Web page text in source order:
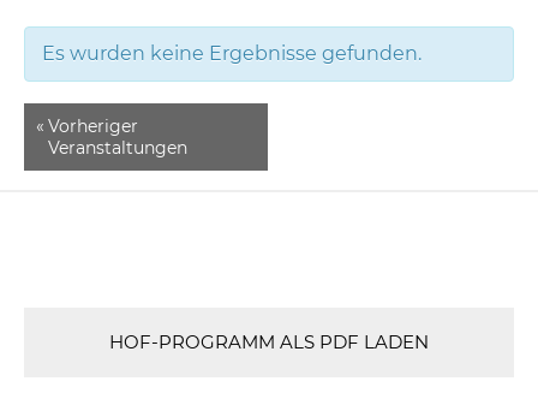
Es wurden keine Ergebnisse gefunden.
« Vorheriger
Veranstaltungen
HOF-PROGRAMM ALS PDF LADEN